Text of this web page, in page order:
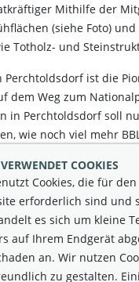
Mithilfe der
(siehe Foto) und
Totholz- und
Perchtoldsdorf ist die
dem Weg zum
in Perchtoldsdorf soll
wie noch viel mehr
rund um'sCOOKIES
Cookies, die für
erforderlich sind und
es sich um kleine
auf Ihrem Endgerät
an. Wir nutzen
zu gestalten.